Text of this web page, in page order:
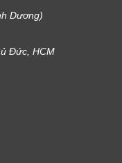
Dương)
Đức, HCM